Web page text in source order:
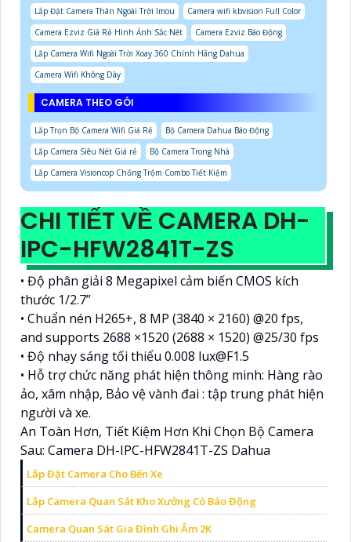
Lắp Đặt Camera Thân Ngoài Trời Imou
Camera wifi kbvision Full Color
Camera Ezviz Giá Rẻ Hình Ảnh Sắc Nét
Camera Ezviz Báo Động
Lắp Camera Wifi Ngoài Trời Xoay 360 Chính Hãng Dahua
Camera Wifi Không Dây
CAMERA THEO GÓI
Lắp Trọn Bộ Camera Wifi Giá Rẻ
Bộ Camera Dahua Báo Động
Lắp Camera Siêu Nét Giá rẻ
Bộ Camera Trong Nhà
Lắp Camera Visioncop Chống Trộm Combo Tiết Kiệm
CHI TIẾT VỀ CAMERA DH-
IPC-HFW2841T-ZS
• Độ phân giải 8 Megapixel cảm biến CMOS kích
thước 1/2.7”
• Chuẩn nén H265+, 8 MP (3840 × 2160) @20 fps,
and supports 2688 ×1520 (2688 × 1520) @25/30 fps
• Độ nhạy sáng tối thiểu 0.008 lux@F1.5
• Hỗ trợ chức năng phát hiện thông minh: Hàng rào
ảo, xâm nhập, Bảo vệ vành đai : tập trung phát hiện
người và xe.
An Toàn Hơn, Tiết Kiệm Hơn Khi Chọn Bộ Camera
Sau: Camera DH-IPC-HFW2841T-ZS Dahua
Lắp Đặt Camera Cho Bến Xe
Lắp Camera Quan Sát Kho Xưởng Có Báo Động
Camera Quan Sát Gia Đình Ghi Âm 2K